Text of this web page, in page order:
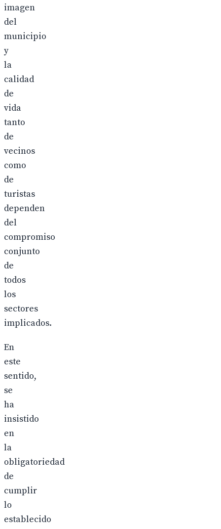
imagen
del
municipio
y
la
calidad
de
vida
tanto
de
vecinos
como
de
turistas
dependen
del
compromiso
conjunto
de
todos
los
sectores
implicados.
En
este
sentido,
se
ha
insistido
en
la
obligatoriedad
de
cumplir
lo
establecido